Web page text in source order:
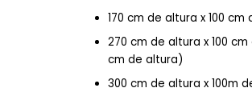
170 cm de altura x 100
270 cm de altura x 100
cm de altura)
300 cm de altura x 100m